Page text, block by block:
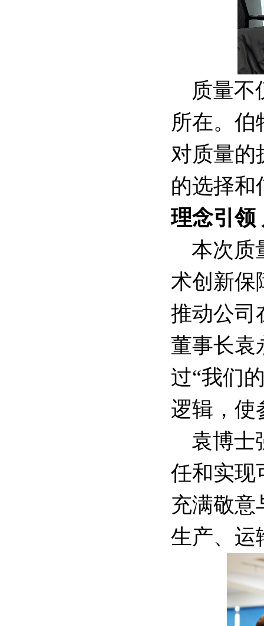
质量不
所在。伯
对质量的
的选择和
理念引领
本次质
术创新保
推动公司
董事长袁
过“我们
逻辑，使
袁博士
任和实现
充满敬意
生产、运